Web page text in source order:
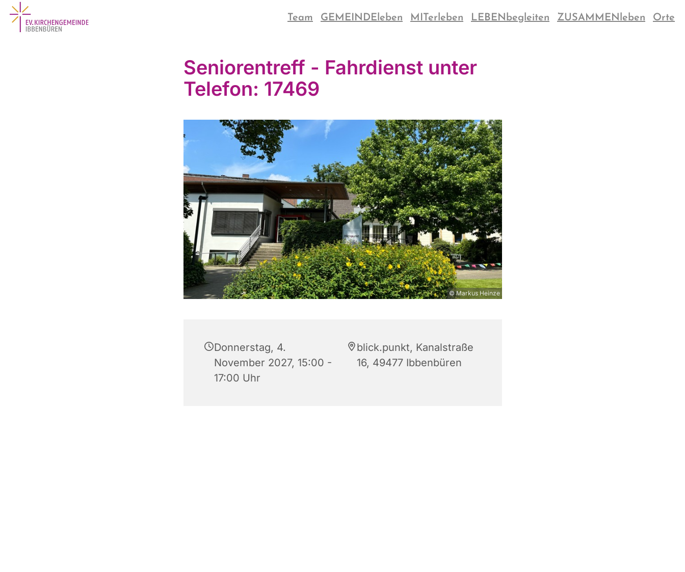
Team GEMEINDEleben MITerleben LEBENbegleiten ZUSAMMENleben Orte
Seniorentreff - Fahrdienst unter
Telefon: 17469
© Markus Heinze
Donnerstag, 4.
November 2027, 15:00 -
17:00 Uhr
blick.punkt, Kanalstraße
16, 49477 Ibbenbüren